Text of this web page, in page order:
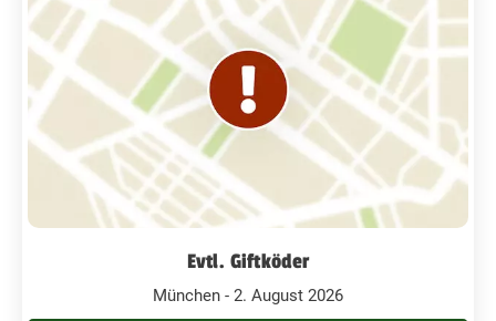
Evtl. Giftköder
München - 2. August 2026